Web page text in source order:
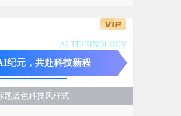
AI TECHNOLOGY
纪元，共赴科技新程
题蓝色科技风样式